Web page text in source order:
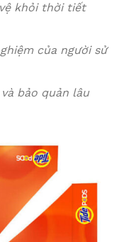
khỏi thời tiết
của người sử
bảo quản lâu